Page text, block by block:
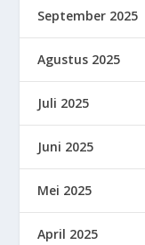
September 2025
Agustus 2025
Juli 2025
Juni 2025
Mei 2025
April 2025